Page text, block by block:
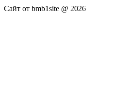
Сайт от bmb1site @ 2026